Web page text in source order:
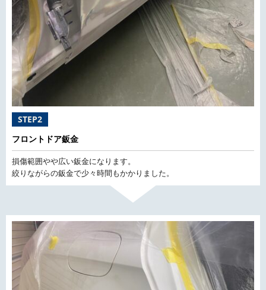
STEP2
フロントドア鈑金
損傷範囲やや広い鈑金になります。
絞りながらの鈑金で少々時間もかかりました。